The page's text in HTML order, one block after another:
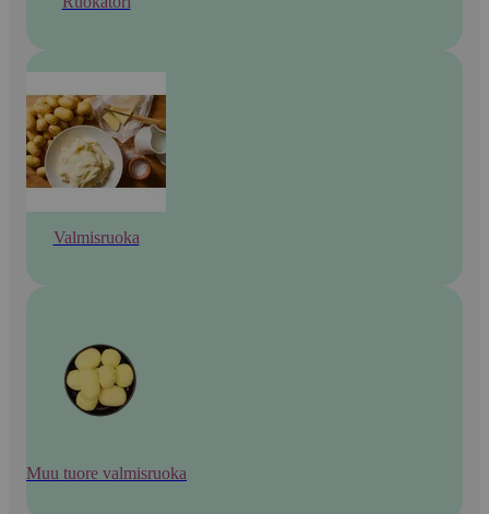
Valmisruoka
Muu tuore valmisruoka